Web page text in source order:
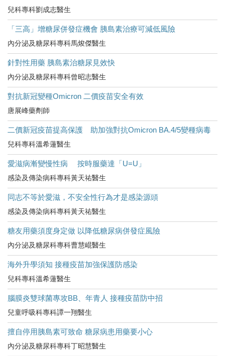
兒科專科劉成志醫生
「三高」增糖尿併發症機會 胰島素治療可減低風險
內分泌及糖尿科專科馬焌傑醫生
針對性用藥 胰島素治糖尿見效快
內分泌及糖尿科專科曾昭志醫生
對抗新冠變種Omicron 二價疫苗安全有效
唐展峰藥劑師
二價新冠疫苗提高保護 助加強對抗Omicron BA.4/5變種病毒
兒科專科溫希蓮醫生
愛滋病漸變慢性病 按時服藥達「U=U」
感染及傳染病科專科黃天祐醫生
同志不等於愛滋，不安全性行為才是感染源頭
感染及傳染病科專科黃天祐醫生
糖友用藥須度身定做 以降低糖尿病併發症風險
內分泌及糖尿科專科曹慧崐醫生
海外升學須知 接種疫苗加強保護防感染
兒科專科溫希蓮醫生
腦膜炎雙球菌專攻BB、年青人 接種疫苗防中招
兒童呼吸科專科譚一翔醫生
擅自停用胰島素可致命 糖尿病患用藥要小心
內分泌及糖尿科專科丁昭慧醫生